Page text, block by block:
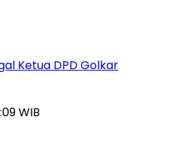
Ketua DPD Golkar
WIB